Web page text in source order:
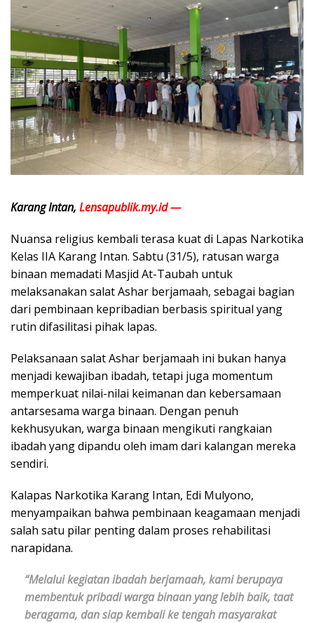
Karang Intan, Lensapublik.my.id —
Nuansa religius kembali terasa kuat di Lapas Narkotika
Kelas IIA Karang Intan. Sabtu (31/5), ratusan warga
binaan memadati Masjid At-Taubah untuk
melaksanakan salat Ashar berjamaah, sebagai bagian
dari pembinaan kepribadian berbasis spiritual yang
rutin difasilitasi pihak lapas.
Pelaksanaan salat Ashar berjamaah ini bukan hanya
menjadi kewajiban ibadah, tetapi juga momentum
memperkuat nilai-nilai keimanan dan kebersamaan
antarsesama warga binaan. Dengan penuh
kekhusyukan, warga binaan mengikuti rangkaian
ibadah yang dipandu oleh imam dari kalangan mereka
sendiri.
Kalapas Narkotika Karang Intan, Edi Mulyono,
menyampaikan bahwa pembinaan keagamaan menjadi
salah satu pilar penting dalam proses rehabilitasi
narapidana.
“Melalui kegiatan ibadah berjamaah, kami berupaya
membentuk pribadi warga binaan yang lebih baik, taat
beragama, dan siap kembali ke tengah masyarakat